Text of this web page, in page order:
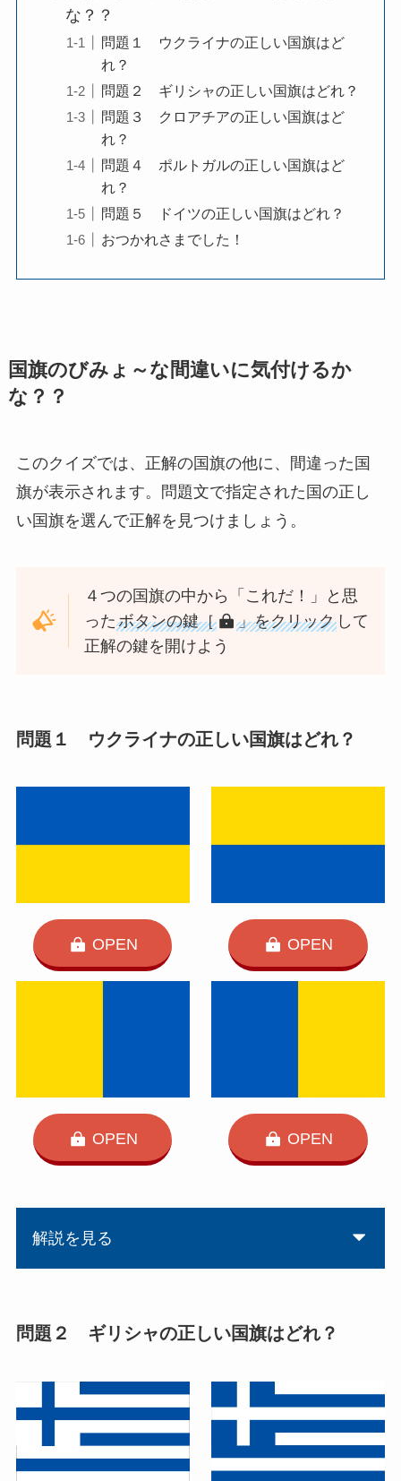
な？？
問題１ ウクライナの正しい国旗はど
れ？
問題２ ギリシャの正しい国旗はどれ？
問題３ クロアチアの正しい国旗はど
れ？
問題４ ポルトガルの正しい国旗はど
れ？
問題５ ドイツの正しい国旗はどれ？
おつかれさまでした！
国旗のびみょ～な間違いに気付けるか
な？？
このクイズでは、正解の国旗の他に、間違った国
旗が表示されます。問題文で指定された国の正し
い国旗を選んで正解を見つけましょう。
４つの国旗の中から「これだ！」と思
ったボタンの鍵［ 」をクリックして
正解の鍵を開けよう
問題１ ウクライナの正しい国旗はどれ？
OPEN OPEN
OPEN OPEN
解説を見る
問題２ ギリシャの正しい国旗はどれ？